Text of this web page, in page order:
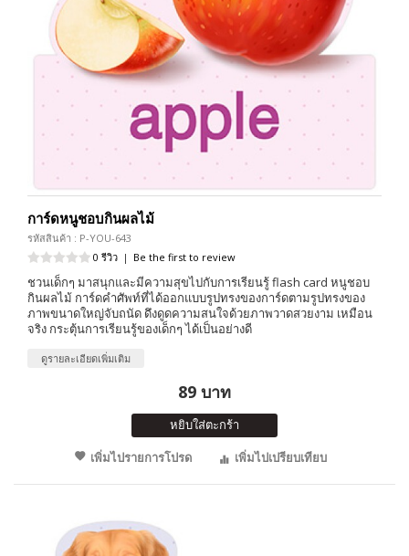
การ์ดหนูชอบกินผลไม้
รหัสสินค้า : P-YOU-643
0 รีวิว | Be the first to review
ชวนเด็กๆ มาสนุกและมีความสุขไปกับการเรียนรู้ flash card หนูชอบ
กินผลไม้ การ์ดคำศัพท์ที่ได้ออกแบบรูปทรงของการ์ดตามรูปทรงของ
ภาพขนาดใหญ่จับถนัด ดึงดูดความสนใจด้วยภาพวาดสวยงาม เหมือน
จริง กระตุ้นการเรียนรู้ของเด็กๆ ได้เป็นอย่างดี
ดูรายละเอียดเพิ่มเติม
89 บาท
หยิบใส่ตะกร้า
เพิ่มไปรายการโปรด
เพิ่มไปเปรียบเทียบ